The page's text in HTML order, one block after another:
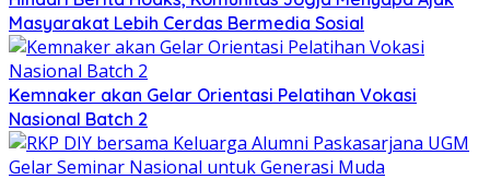
Masyarakat Lebih Cerdas Bermedia Sosial
Kemnaker akan Gelar Orientasi Pelatihan Vokasi
Nasional Batch 2